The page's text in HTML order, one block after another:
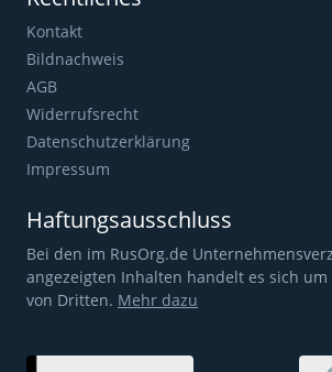
Kontakt
Bildnachweis
AGB
Widerrufsrecht
Datenschutzerklärung
Impressum
Haftungsausschluss
Bei den im RusOrg.de
angezeigten Inhalten handelt es sich
von Dritten. Mehr dazu